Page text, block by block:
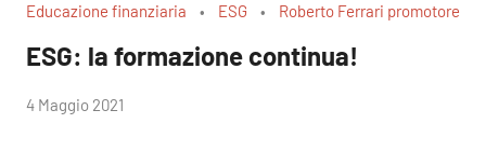
Educazione finanziaria ESG Roberto Ferrari promotore
ESG: la formazione continua!
di
4 Maggio 2021